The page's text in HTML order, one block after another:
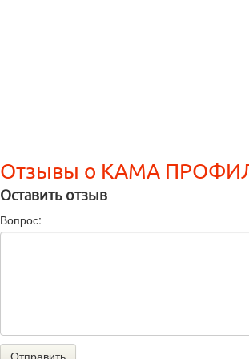
Отзывы о КАМА
Оставить отзыв
Вопрос: